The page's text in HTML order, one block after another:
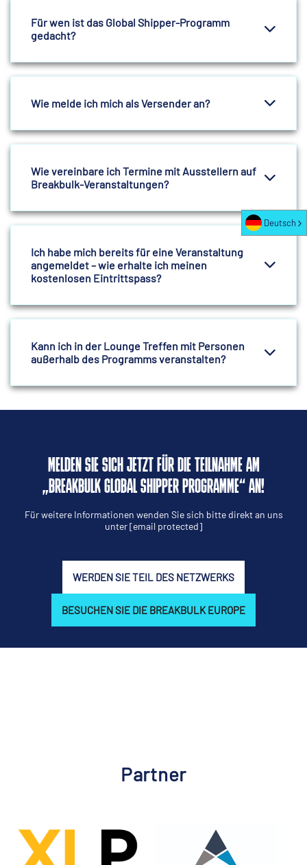
Für wen ist das Global Shipper-Programm
gedacht?
Wie melde ich mich als Versender an?
Wie vereinbare ich Termine mit Ausstellern auf
Breakbulk-Veranstaltungen?
Ich habe mich bereits für eine Veranstaltung
angemeldet – wie erhalte ich meinen
kostenlosen Eintrittspass?
Kann ich in der Lounge Treffen mit Personen
außerhalb des Programms veranstalten?
MELDEN SIE SICH JETZT FÜR DIE TEILNAHME AM
„BREAKBULK GLOBAL SHIPPER PROGRAMME“ AN!
Für weitere Informationen wenden Sie sich bitte direkt an uns
unter[email protected]
WERDEN SIE TEIL DES NETZWERKS
BESUCHEN SIE DIE BREAKBULK EUROPE
Partner
Deutsch